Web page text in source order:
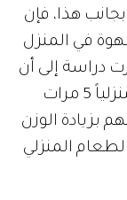
هذا، فإن
في المنزل
دراسة إلى أن
الذين يتناولون وجبات طعام محضرة منزلياً 5 مرات
بزيادة الوزن
الطعام المنزلي